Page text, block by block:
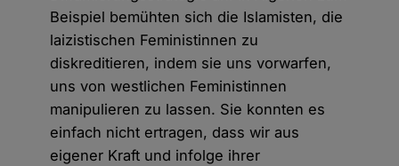
Beispiel bemühten sich die Islamisten, die
laizistischen Feministinnen zu
diskreditieren, indem sie uns vorwarfen,
uns von westlichen Feministinnen
manipulieren zu lassen. Sie konnten es
einfach nicht ertragen, dass wir aus
eigener Kraft und infolge ihrer